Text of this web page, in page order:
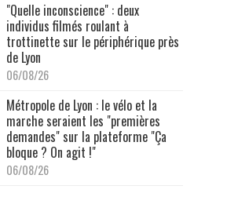
"Quelle inconscience" : deux
individus filmés roulant à
trottinette sur le périphérique près
de Lyon
06/08/26
Métropole de Lyon : le vélo et la
marche seraient les "premières
demandes" sur la plateforme "Ça
bloque ? On agit !"
06/08/26